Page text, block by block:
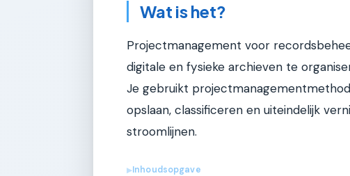
Wat is het?
Projectmanagement voor
digitale en fysieke archieven te
Je gebruikt
opslaan, classificeren en uiteindelijk
stroomlijnen.
▶Inhoudsopgave